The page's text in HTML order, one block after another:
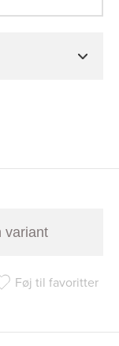
variant
Føj til favoritter